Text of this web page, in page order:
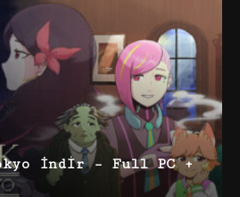
İndir – Full PC +